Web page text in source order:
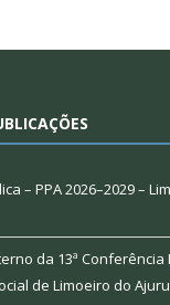
– PPA 2026–2029 –
da 13ª Conferência
de Limoeiro do Ajuru